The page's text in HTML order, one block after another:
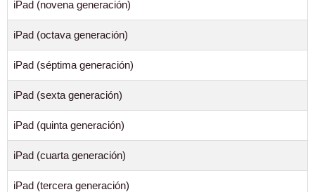
iPad (novena generación)
iPad (octava generación)
iPad (séptima generación)
iPad (sexta generación)
iPad (quinta generación)
iPad (cuarta generación)
iPad (tercera generación)